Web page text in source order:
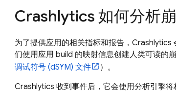
Crashlytics 如何分析
为了提供应用的相关指标和报告， Crashlytics
们使用应用 build 的映射信息创建人类可读的
调试符号 (dSYM) 文件
）。
Crashlytics 收到事件后，它会使用分析引擎